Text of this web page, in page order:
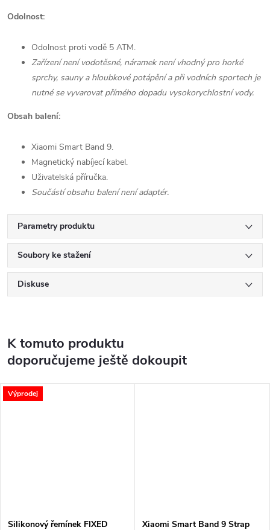
Odolnost:
Odolnost proti vodě 5 ATM.
Zařízení není vodotěsné, náramek není vhodný pro horké
sprchy, sauny a hloubkové potápění a při vodních sportech je
nutné se vyvarovat přímého dopadu vysokorychlostní vody.
Obsah balení:
Xiaomi Smart Band 9.
Magnetický nabíjecí kabel.
Uživatelská příručka.
Součástí obsahu balení není adaptér.
Parametry produktu
Soubory ke stažení
Diskuse
K tomuto produktu
doporučujeme ještě dokoupit
Výprodej
Silikonový řemínek FIXED
Xiaomi Smart Band 9 Strap